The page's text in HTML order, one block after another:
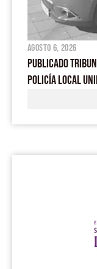
agosto 6, 2026
PUBLICADO
POLICÍA LOCAL